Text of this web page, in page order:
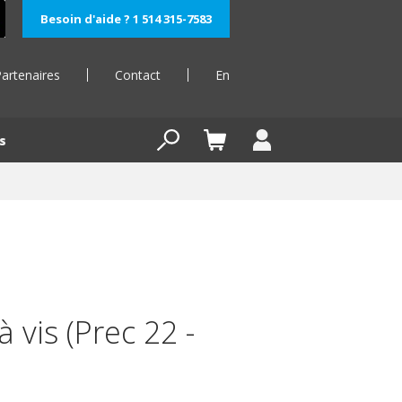
Besoin d'aide ? 1 514 315-7583
Contact En
vis (Prec 22 -